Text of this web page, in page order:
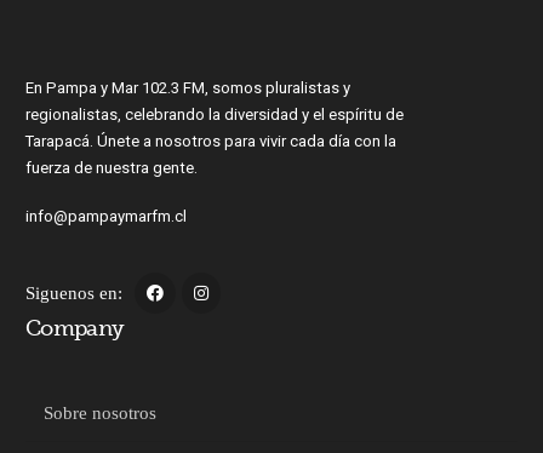
En Pampa y Mar 102.3 FM, somos pluralistas y
regionalistas, celebrando la diversidad y el espíritu de
Tarapacá. Únete a nosotros para vivir cada día con la
fuerza de nuestra gente.
info@pampaymarfm.cl
Siguenos en:
Company
Sobre nosotros